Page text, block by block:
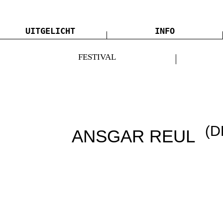
UITGELICHT INFO
FESTIVAL
ANSGAR REUL